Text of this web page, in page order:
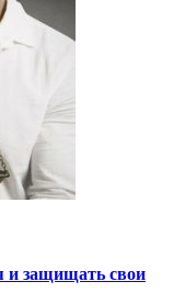
и защищать свои